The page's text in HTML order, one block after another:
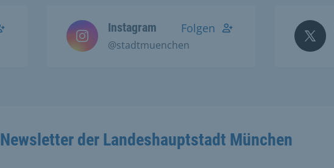
Instagram
@stadtmuenchen
Folgen
der Landeshauptstadt München